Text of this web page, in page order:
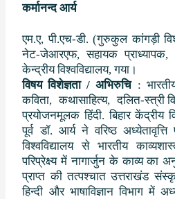
कर्मानन्द आर्य
एम.ए,पी.एच-डी. (गुरुकुल कांगड़ी
नेट-जेआरएफ, सहायक प्राध्यापक,
केन्द्रीय विश्वविद्यालय, गया।
विषय विशेज्ञता / अभिरुचि:
कविता, कथासाहित्य, दलित-स्त्री
प्रयोजनमूलक हिंदी. बिहार केंद्रीय
पूर्व डॉ. आर्य ने वरिष्ठ
विश्वविद्यालय से भारतीय
परिप्रेक्ष्य में नागार्जुन के काव्य का
प्राप्त की तत्पश्चात उत्तराखंड
हिन्दी और भाषाविज्ञान विभाग में